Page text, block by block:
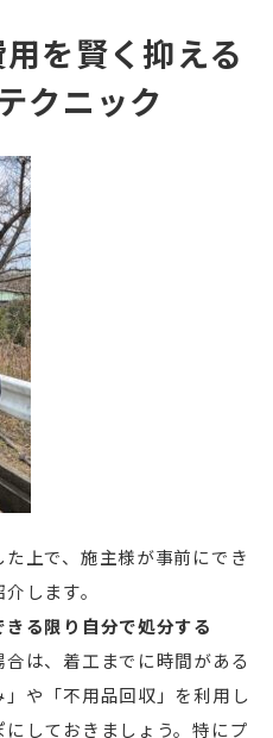
を賢く抑える
クニック
上で、施主様が事前にでき
します。
る限り自分で処分する
は、着工までに時間がある
や「不用品回収」を利用し
しておきましょう。特にプ